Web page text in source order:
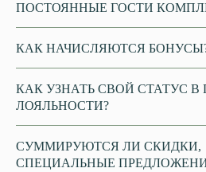
ПОСТОЯННЫЕ ГОСТИ
КАК НАЧИСЛЯЮТСЯ
КАК УЗНАТЬ СВОЙ СТАТУС В
ЛОЯЛЬНОСТИ?
СУММИРУЮТСЯ ЛИ СКИДКИ,
СПЕЦИАЛЬНЫЕ